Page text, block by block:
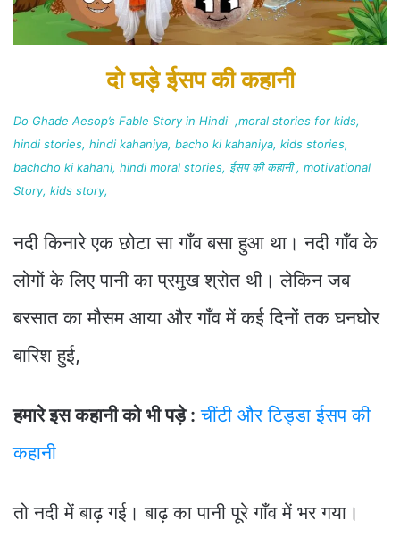
दो घड़े ईसप की कहानी
Do Ghade Aesop’s Fable Story in Hindi ,moral stories for kids,
hindi stories, hindi kahaniya, bacho ki kahaniya, kids stories,
bachcho ki kahani, hindi moral stories, ईसप की कहानी , motivational
Story, kids story,
नदी किनारे एक छोटा सा गाँव बसा हुआ था। नदी गाँव के
लोगों के लिए पानी का प्रमुख श्रोत थी। लेकिन जब
बरसात का मौसम आया और गाँव में कई दिनों तक घनघोर
बारिश हुई,
हमारे इस कहानी को भी पड़े : चींटी और टिड्डा ईसप की
कहानी
तो नदी में बाढ़ गई। बाढ़ का पानी पूरे गाँव में भर गया।